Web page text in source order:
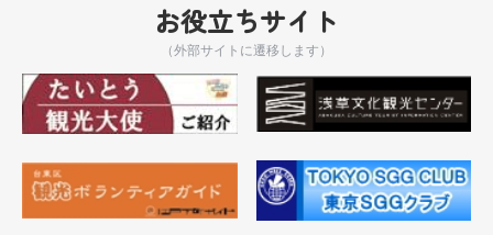
お役立ちサイト
（外部サイトに遷移します）